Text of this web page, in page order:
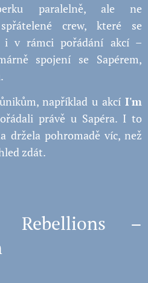
paralelně, ale ne
crew, které se
i v rámci pořádání akcí –
spojení se Sapérem,
například u akcí I'm
právě u Sapéra. I to
držela pohromadě víc, než
zdát.
Rebellions –